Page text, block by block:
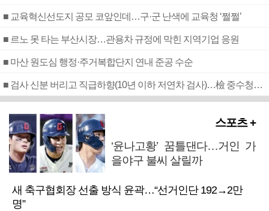
■ 교육혁신선도지 공모 코앞인데…구·군 난색에 교육청 ‘쩔쩔’
■ 르노 못 타는 부산시장…관용차 규정에 막힌 지역기업 응원
■ 마산 원도심 행정·주거복합단지 연내 준공 수순
■ 검사 신분 버리고 직급하향(10년 이하 저연차 검사)…檢 중수청행 기피
스포츠 +
‘윤나고황’ 꿈틀댄다…거인 가
을야구 불씨 살릴까
새 축구협회장 선출 방식 윤곽…“선거인단 192→2만
명”